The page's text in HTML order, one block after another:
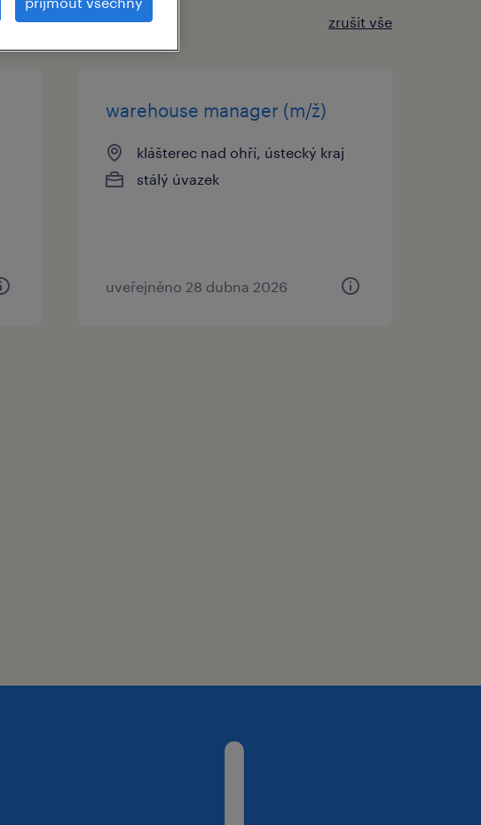
zrušit vše
warehouse manager (m/ž)
klášterec nad ohří, ústecký kraj
stálý úvazek
uveřejněno 28 dubna 2026